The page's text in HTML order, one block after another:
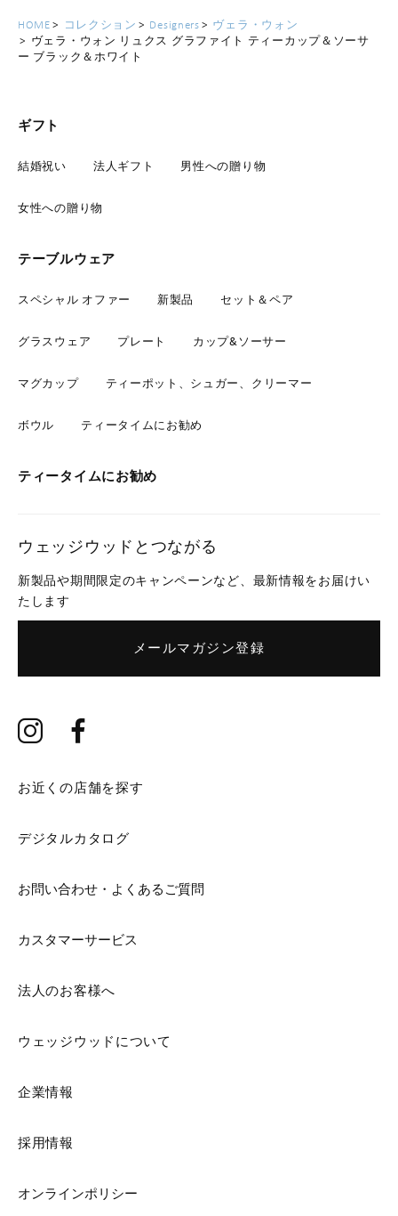
HOME コレクション Designers
ヴェラ・ウォン
ヴェラ・ウォン リュクス グラファイト ティーカップ＆ソーサ
ー ブラック＆ホワイト
ギフト
結婚祝い 法人ギフト 男性への贈り物
女性への贈り物
テーブルウェア
スペシャル オファー 新製品 セット＆ペア
グラスウェア プレート カップ&ソーサー
マグカップ ティーポット、シュガー、クリーマー
ボウル ティータイムにお勧め
ティータイムにお勧め
ウェッジウッドとつながる
新製品や期間限定のキャンペーンなど、最新情報をお届けい
たします
メールマガジン登録
お近くの店舗を探す
デジタルカタログ
お問い合わせ・よくあるご質問
カスタマーサービス
法人のお客様へ
ウェッジウッドについて
企業情報
採用情報
オンラインポリシー